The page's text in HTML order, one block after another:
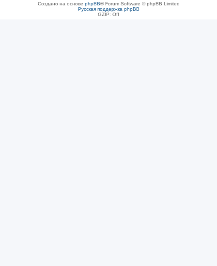
Создано на основе phpBB® Forum Software © phpBB Limited
Русская поддержка phpBB
GZIP: Off